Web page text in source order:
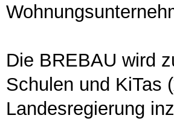
Die BREBAU wird
Schulen und KiTas
Landesregierung